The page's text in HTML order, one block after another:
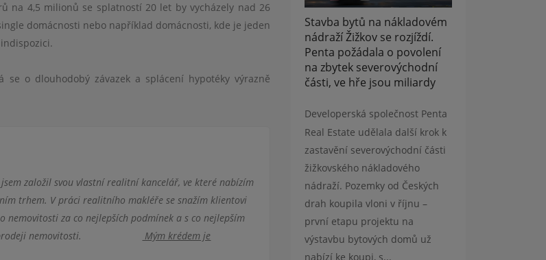
na 4,5 milionů se splatností 20 let by vycházely nad 26
domácnosti nebo například domácnosti, kde je jeden
o dlouhodobý závazek a splácení hypotéky výrazně
založil svou vlastní realitní kancelář, ve které nabízím
trhem. V práci realitního makléře se snažím klientovi
za co nejlepších podmínek a s co nejlepším
i po prodeji nemovitosti.
Mým krédem je
Stavba bytů na nákladovém
nádraží Žižkov se rozjíždí.
Penta požádala o povolení
na zbytek severovýchodní
části, ve hře jsou miliardy
Developerská společnost Penta
Real Estate udělala další krok k
zastavění severovýchodní části
žižkovského nákladového
nádraží. Pozemky od Českých
drah koupila vloni v říjnu –
první etapu projektu na
výstavbu bytových domů už
nabízí ke koupi, s...